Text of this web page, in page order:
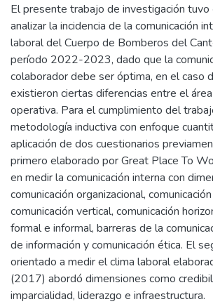
El presente trabajo de investigación
analizar la incidencia de la comunicación
laboral del Cuerpo de Bomberos del
período 2022-2023, dado que la
colaborador debe ser óptima, en el caso
existieron ciertas diferencias entre el
operativa. Para el cumplimiento del
metodología inductiva con enfoque
aplicación de dos cuestionarios
primero elaborado por Great Place To
en medir la comunicación interna con
comunicación organizacional,
comunicación vertical, comunicación
formal e informal, barreras de la
de información y comunicación ética. El
orientado a medir el clima laboral
(2017) abordó dimensiones como
imparcialidad, liderazgo e infraestructura.